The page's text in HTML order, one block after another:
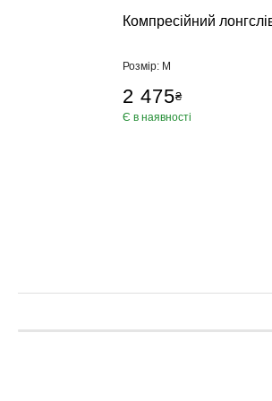
Компресійний
Розмір: M
2 475₴
Є в наявності